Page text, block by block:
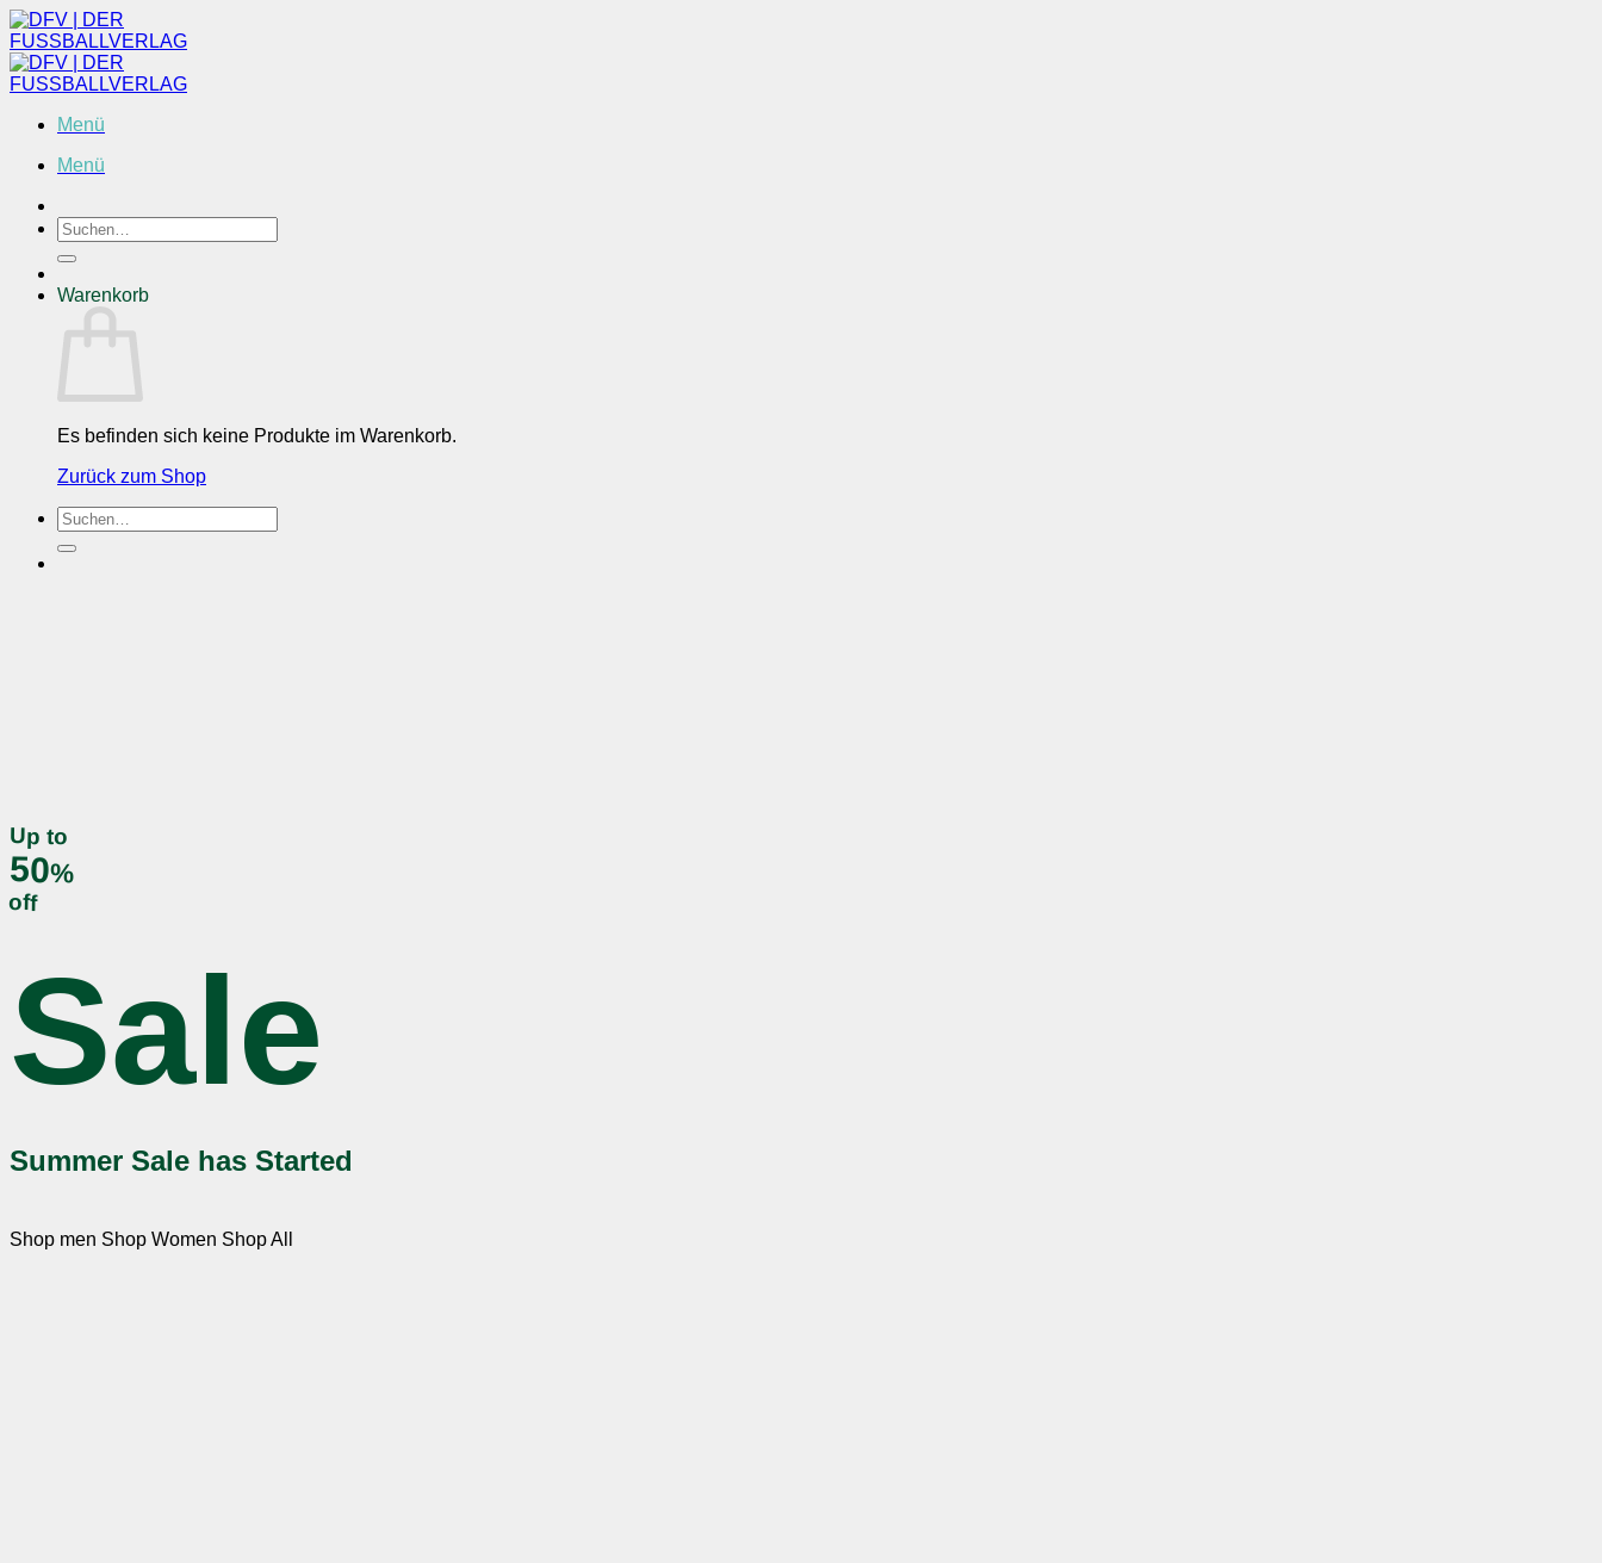
Zum
Inhalt
springen
Menü
Menü
Suchen
nach:
Warenkorb
Es befinden sich keine Produkte im Warenkorb.
Zurück zum Shop
Suchen
nach:
Up to
50%
off
Sale
Summer Sale has Started
Shop men Shop Women Shop All